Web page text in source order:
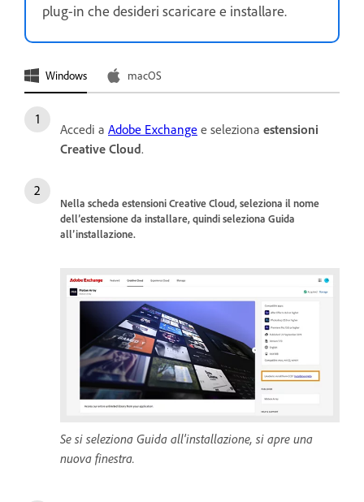
plug-in che desideri scaricare e installare.
Windows macOS
Accedi a Adobe Exchange e seleziona estensioni
Creative Cloud.
Nella scheda estensioni Creative Cloud, seleziona il nome
dell’estensione da installare, quindi seleziona Guida
all’installazione.
Se si seleziona Guida all'installazione, si apre una
nuova finestra.